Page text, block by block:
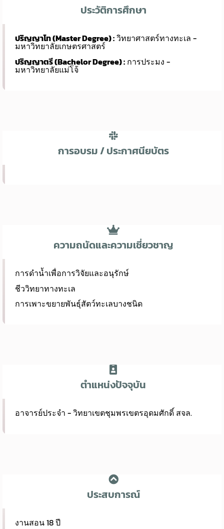
ประวัติการศึกษา
ปริญญาโท (Master Degree) :วิทยาศาสตร์ทางทะเล -
มหาวิทยาลัยเกษตรศาสตร์
ปริญญาตรี (Bachelor Degree) : การประมง -
มหาวิทยาลัยแม่โจ้
การอบรม / ประกาศนียบัตร
ความถนัดและความเชี่ยวชาญ
การดำน้ำเพื่อการวิจัยและอนุรักษ์
ชีววิทยาทางทะเล
การเพาะขยายพันธุ์สัตว์ทะเลบางชนิด
ตำแหน่งปัจจุบัน
อาจารย์ประจำ - วิทยาเขตชุมพรเขตรอุดมศักดิ์ สจล.
ประสบการณ์
งานสอน 18 ปี